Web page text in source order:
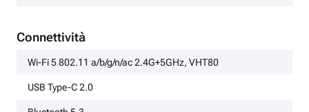
Connettività
Wi-Fi 5 802.11 a/b/g/n/ac 2.4G+5GHz, VHT80
USB Type-C 2.0